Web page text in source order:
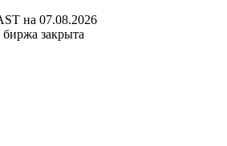
на 07.08.2026
закрыта